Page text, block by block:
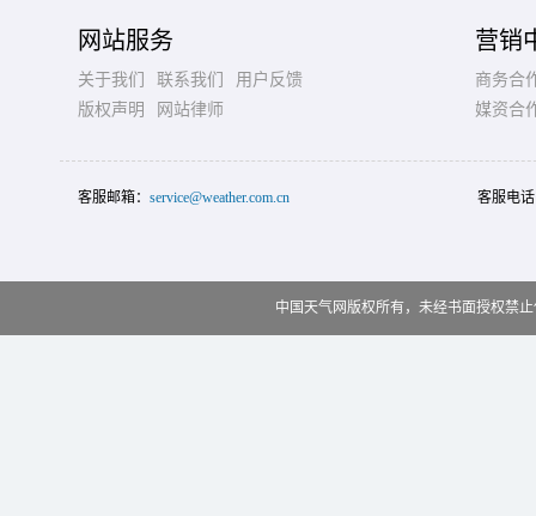
网站服务
关于我们 联系我们
用户反馈
版权声明
网站律师
营销
商务合
媒资合
客服邮箱： service@weather.com.cn 客服电
中国天气网版权所有，未经书面授权